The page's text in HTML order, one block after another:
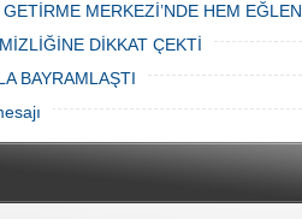
MERKEZİ’NDE HEM
DİKKAT ÇEKTİ
BAYRAMLAŞTI